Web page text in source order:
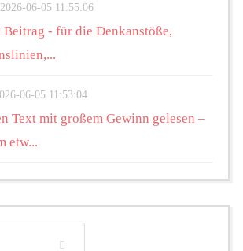
2026-06-05 11:55:06
- für die Denkanstöße,
06-05 11:53:04
Text mit großem Gewinn gelesen –
etw...